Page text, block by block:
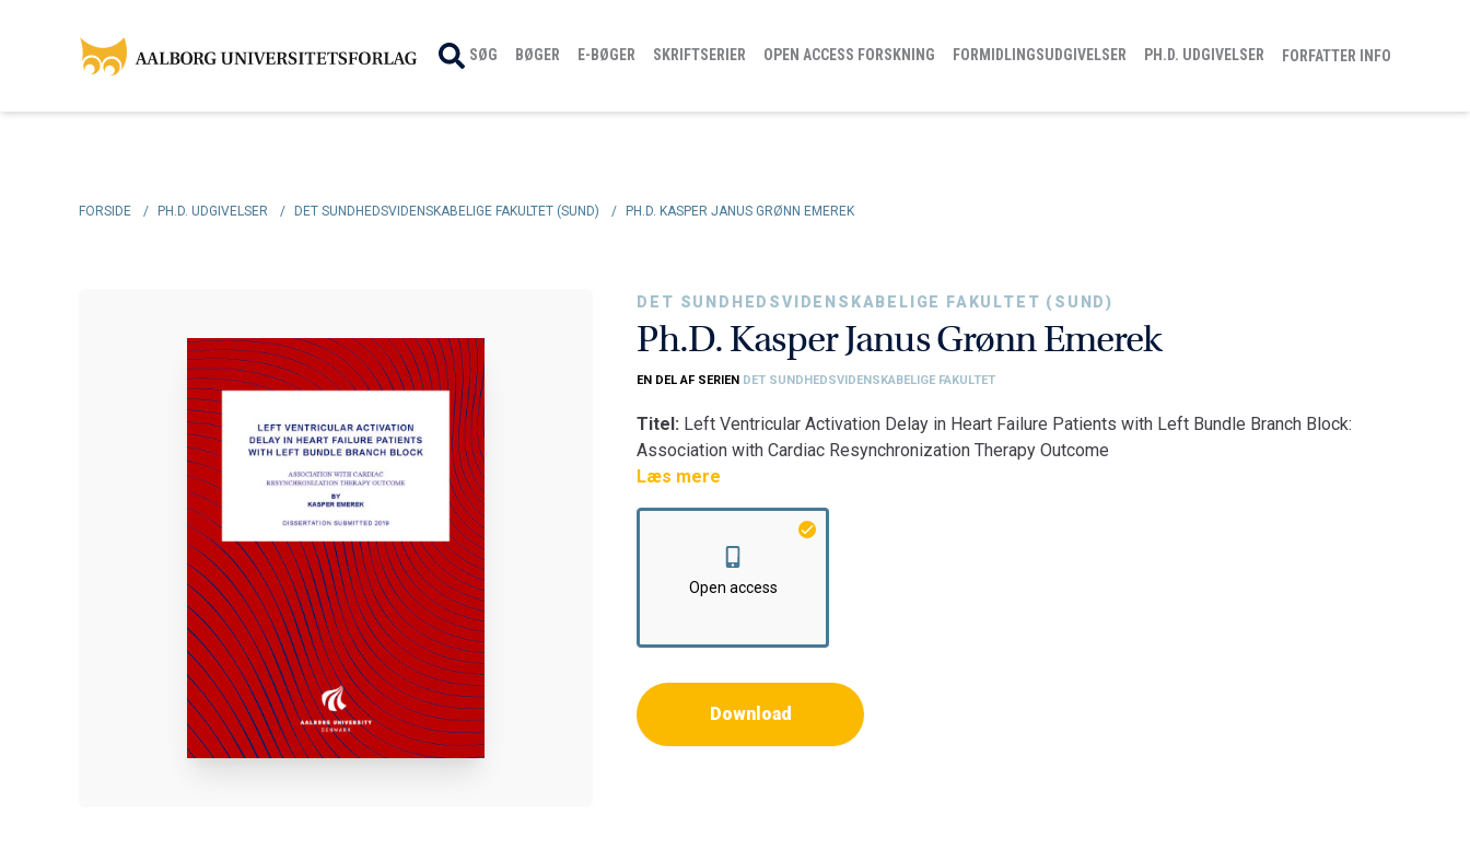
SØG BØGER E-BØGER SKRIFTSERIER OPEN ACCESS FORSKNING FORMIDLINGSUDGIVELSER PH.D. UDGIVELSER FORFATTER INFO
FORSIDE / PH.D. UDGIVELSER / DET SUNDHEDSVIDENSKABELIGE FAKULTET (SUND) / PH.D. KASPER JANUS GRØNN EMEREK
DET SUNDHEDSVIDENSKABELIGE FAKULTET (SUND)
Ph.D. Kasper Janus Grønn Emerek
EN DEL AF SERIEN DET SUNDHEDSVIDENSKABELIGE FAKULTET
Titel: Left Ventricular Activation Delay in Heart Failure Patients with Left Bundle Branch Block:
Association with Cardiac Resynchronization Therapy Outcome
Fakultet:Det Sundhedsvidenskabelige Fakultet
Institut:Klinisk Institut
Læs mere
Open access
Download